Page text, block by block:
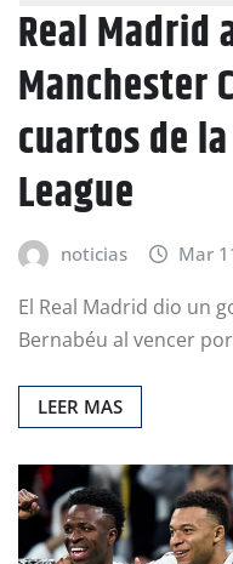
Real Madrid
Manchester
cuartos de
League
noticias Mar
El Real Madrid dio un
Bernabéu al vencer
LEER MAS